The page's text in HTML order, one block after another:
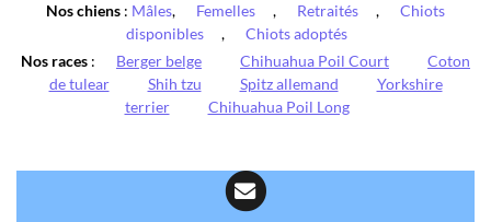
Nos chiens : Mâles, Femelles , Retraités ,
Chiots
disponibles
,
Chiots adoptés
Nos races : Berger belge Chihuahua Poil Court
Coton
de tulear
Shih tzu Spitz allemand
Yorkshire
terrier
Chihuahua Poil Long